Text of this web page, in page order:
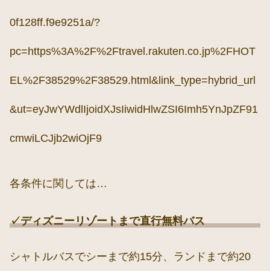
0f128ff.f9e9251a/?
pc=https%3A%2F%2Ftravel.rakuten.co.jp%2FHOT
EL%2F38529%2F38529.html&link_type=hybrid_url
&ut=eyJwYWdlIjoidXJsIiwidHlwZSI6Imh5YnJpZF91
cmwiLCJjb2wiOjF9
各条件に関しては…
✓ディズニーリゾートまで直行無料バス
シャトルバスでシーまで約15分、ランドまで約20